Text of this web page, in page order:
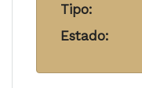
Tipo:
Estado: